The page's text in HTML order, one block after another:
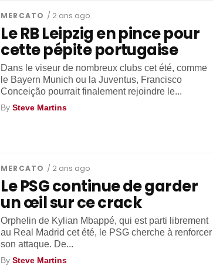
MERCATO / 2 ans ago
Le RB Leipzig en pince pour
cette pépite portugaise
Dans le viseur de nombreux clubs cet été, comme
le Bayern Munich ou la Juventus, Francisco
Conceição pourrait finalement rejoindre le...
BySteve Martins
MERCATO / 2 ans ago
Le PSG continue de garder
un œil sur ce crack
Orphelin de Kylian Mbappé, qui est parti librement
au Real Madrid cet été, le PSG cherche à renforcer
son attaque. De...
BySteve Martins